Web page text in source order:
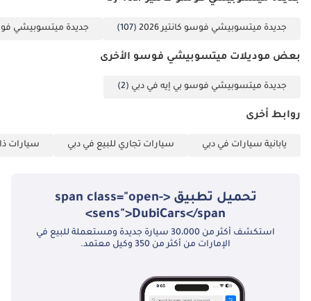
جديدة ميتسوبيشي فوسو كانتير 2026 (107) جديدة ميتسوبيشي فوسو
بعض موديلات ميتسوبيشي فوسو الأخرى
جديدة ميتسوبيشي فوسو بي إيه في دبي (2)
روابط أخرى
يابانية سيارات في دبي سيارات تجاري للبيع في دبي سيارات
تحميل تطبيق <span class="open-
sens">DubiCars</span>
استكشف أكثر من 30،000 سيارة جديدة ومستعملة للبيع في
الإمارات من أكثر من 350 وكيل معتمد.